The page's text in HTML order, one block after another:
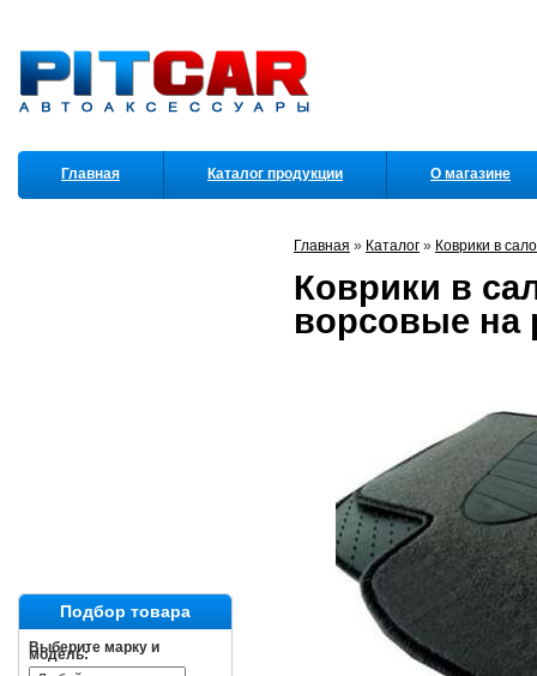
Главная » Каталог » Коврики в
Коврики в
ворсовые на
Главная Каталог продукции О магазине
Подбор товара
Выберите марку и
модель: